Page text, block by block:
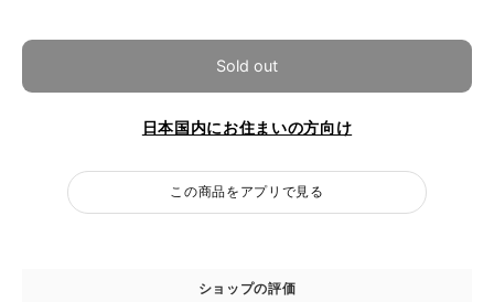
Sold out
日本国内にお住まいの方向け
この商品をアプリで見る
ショップの評価